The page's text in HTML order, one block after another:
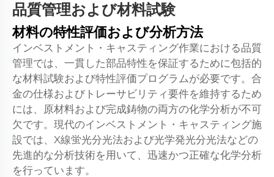
品質管理および材料試験
材料の特性評価および分析方法
インベストメント・キャスティング作業における品質
管理では、一貫した部品特性を保証するために包括的
な材料試験および特性評価プログラムが必要です。合
金の仕様およびトレーサビリティ要件を維持するため
には、原材料および完成鋳物の両方の化学分析が不可
欠です。現代のインベストメント・キャスティング施
設では、X線蛍光分光法および光学発光分光法などの
先進的な分析技術を用いて、迅速かつ正確な化学分析
を行っています。